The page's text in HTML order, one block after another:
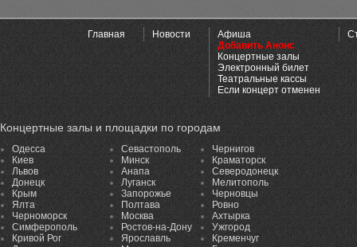
Главная Новости
Афиша
Добавить Анонс
Концертные залы
Электронный билет
Театральные кассы
Если концерт отменен
Концертные залы и площадки по городам
Одесса
Киев
Львов
Донецк
Крым
Ялта
Черноморск
Симферополь
Кривой Рог
Севастополь
Минск
Анапа
Луганск
Запорожье
Полтава
Москва
Ростов-на-Дону
Ярославль
Чернигов
Краматорск
Северодонецк
Мелитополь
Черновцы
Ровно
Ахтырка
Ужгород
Кременчуг